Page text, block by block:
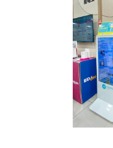
고객 센터 (English)
문의 (Japanse)
문의 (English)